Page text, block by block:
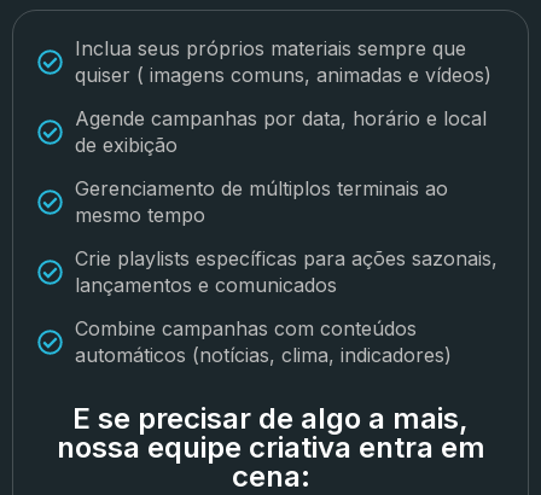
Inclua seus próprios materiais sempre que
quiser ( imagens comuns, animadas e vídeos)
Agende campanhas por data, horário e local
de exibição
Gerenciamento de múltiplos terminais ao
mesmo tempo
Crie playlists específicas para ações sazonais,
lançamentos e comunicados
Combine campanhas com conteúdos
automáticos (notícias, clima, indicadores)
E se precisar de algo a mais,
nossa equipe criativa entra em
cena: